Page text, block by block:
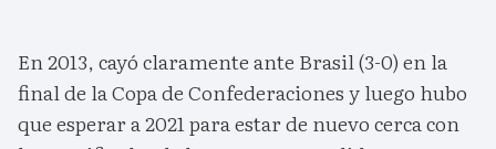
En 2013, cayó claramente ante Brasil (3-0) en la
final de la Copa de Confederaciones y luego hubo
que esperar a 2021 para estar de nuevo cerca con